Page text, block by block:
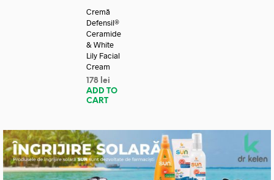
Cremă
Defensil®
Ceramide
& White
Lily Facial
Cream
178 lei
ADD TO
CART